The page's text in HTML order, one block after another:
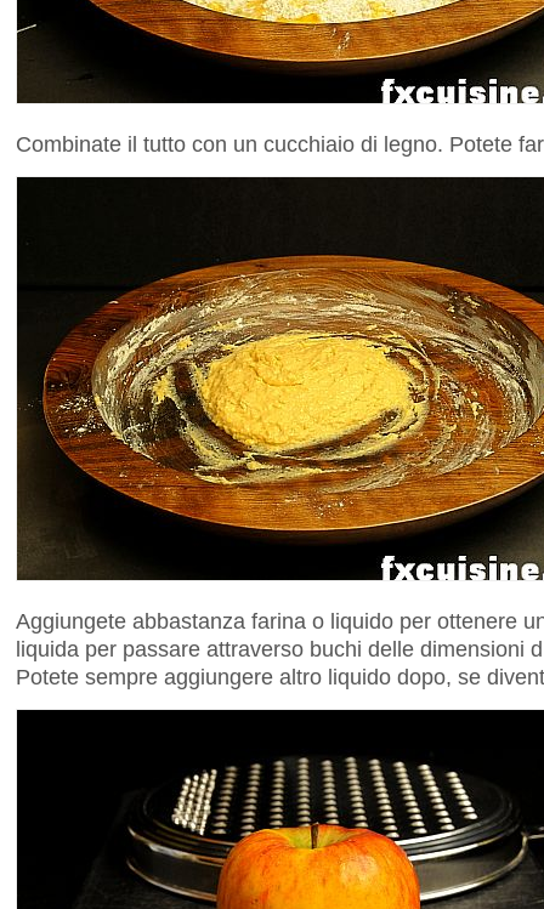
Combinate il tutto con un cucchiaio di legno. Potete
Aggiungete abbastanza farina o liquido per ottenere
liquida per passare attraverso buchi delle dimensioni
Potete sempre aggiungere altro liquido dopo, se